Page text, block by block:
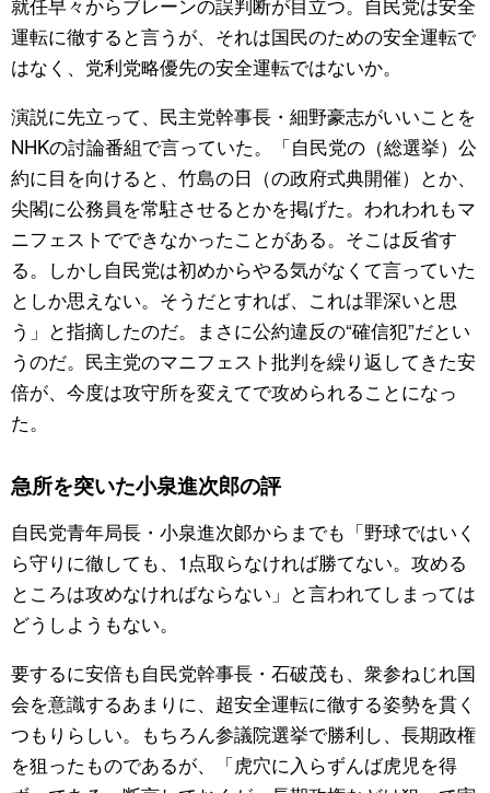
運転に徹すると言うが、それは国民のための安全運転で
はなく、党利党略優先の安全運転ではないか。
演説に先立って、民主党幹事長・細野豪志がいいことを
NHKの討論番組で言っていた。「自民党の（総選挙）公
約に目を向けると、竹島の日（の政府式典開催）とか、
尖閣に公務員を常駐させるとかを掲げた。われわれもマ
ニフェストでできなかったことがある。そこは反省す
る。しかし自民党は初めからやる気がなくて言っていた
としか思えない。そうだとすれば、これは罪深いと思
う」と指摘したのだ。まさに公約違反の“確信犯”だとい
うのだ。民主党のマニフェスト批判を繰り返してきた安
倍が、今度は攻守所を変えてで攻められることになっ
た。
急所を突いた小泉進次郎の評
自民党青年局長・小泉進次郞からまでも「野球ではいく
ら守りに徹しても、1点取らなければ勝てない。攻める
ところは攻めなければならない」と言われてしまっては
どうしようもない。
要するに安倍も自民党幹事長・石破茂も、衆参ねじれ国
会を意識するあまりに、超安全運転に徹する姿勢を貫く
つもりらしい。もちろん参議院選挙で勝利し、長期政権
を狙ったものであるが、「虎穴に入らずんば虎児を得